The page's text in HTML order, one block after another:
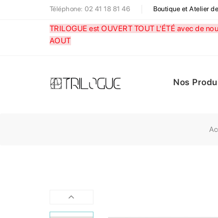
Téléphone: 02 41 18 81 46 Boutique et Atelier
TRILOGUE est OUVERT TOUT L'ÉTÉ avec de
AOUT
Nos